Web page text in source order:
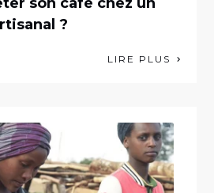
?
LIRE PLUS